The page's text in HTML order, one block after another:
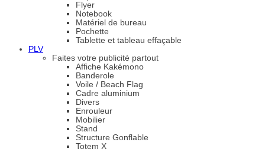
Flyer
Notebook
Matériel de bureau
Pochette
Tablette et tableau effaçable
PLV
Faites votre publicité partout
Affiche Kakémono
Banderole
Voile / Beach Flag
Cadre aluminium
Divers
Enrouleur
Mobilier
Stand
Structure Gonflable
Totem X